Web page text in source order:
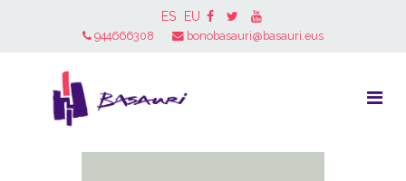
ES EU
944666308 bonobasauri@basauri.eus